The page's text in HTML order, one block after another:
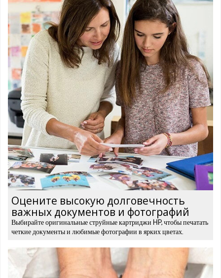
Оцените высокую долговечность
важных документов и фотографий
Выбирайте оригинальные струйные картриджи HP, чтобы печатать
четкие документы и любимые фотографии в ярких цветах.